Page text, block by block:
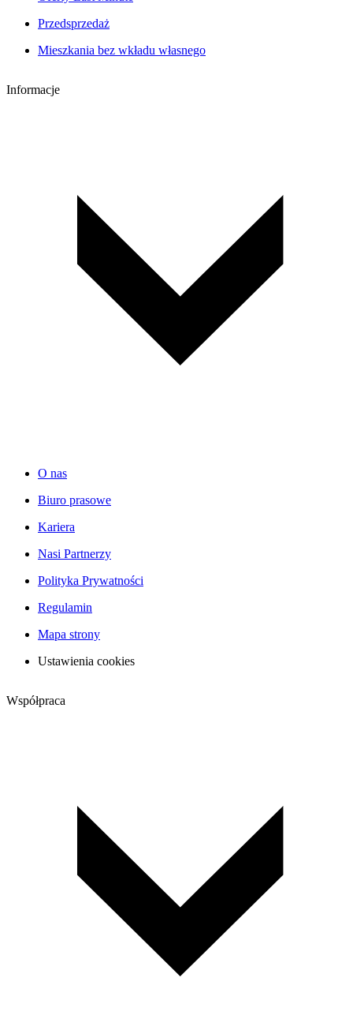
Przedsprzedaż
Mieszkania bez wkładu własnego
Informacje
O nas
Biuro prasowe
Kariera
Nasi Partnerzy
Polityka Prywatności
Regulamin
Mapa strony
Ustawienia cookies
Współpraca